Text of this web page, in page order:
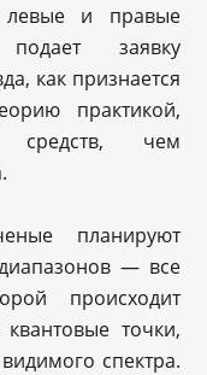
левые и правые
заявку
как признается
практикой,
чем
планируют
— все
происходит
точки,
спектра.